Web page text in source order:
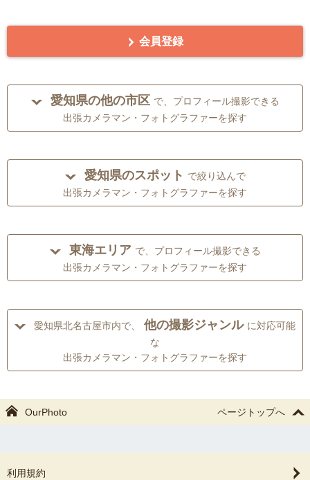
会員登録
愛知県の他の市区 で、プロフィール撮影できる
出張カメラマン・フォトグラファーを探す
愛知県のスポット で絞り込んで
出張カメラマン・フォトグラファーを探す
東海エリア で、プロフィール撮影できる
出張カメラマン・フォトグラファーを探す
愛知県北名古屋市内で、 他の撮影ジャンル に対応可能
な
出張カメラマン・フォトグラファーを探す
OurPhoto ページトップへ
利用規約